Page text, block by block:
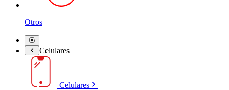
Otros
Celulares
Celulares